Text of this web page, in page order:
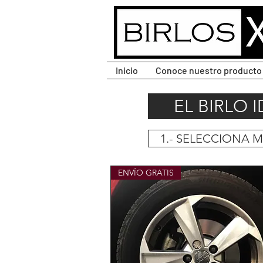
CLIC PARA DESPLEGAR
MENÚ.
Inicio Conoce nuestro producto
EL BIRLO
1.- SELECCIONA
ENVÍO GRATIS